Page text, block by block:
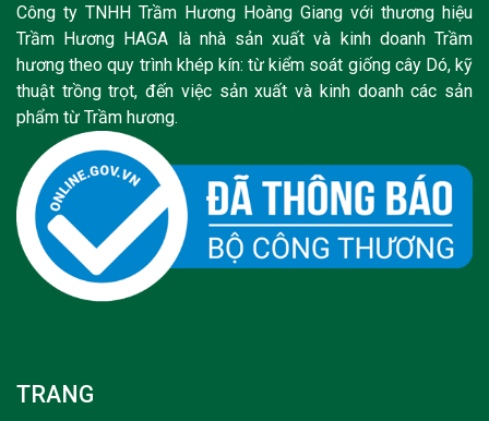
Công ty TNHH Trầm Hương Hoàng Giang với thương hiệu
Trầm Hương HAGA là nhà sản xuất và kinh doanh Trầm
hương theo quy trình khép kín: từ kiểm soát giống cây Dó, kỹ
thuật trồng trọt, đến việc sản xuất và kinh doanh các sản
phẩm từ Trầm hương.
TRANG